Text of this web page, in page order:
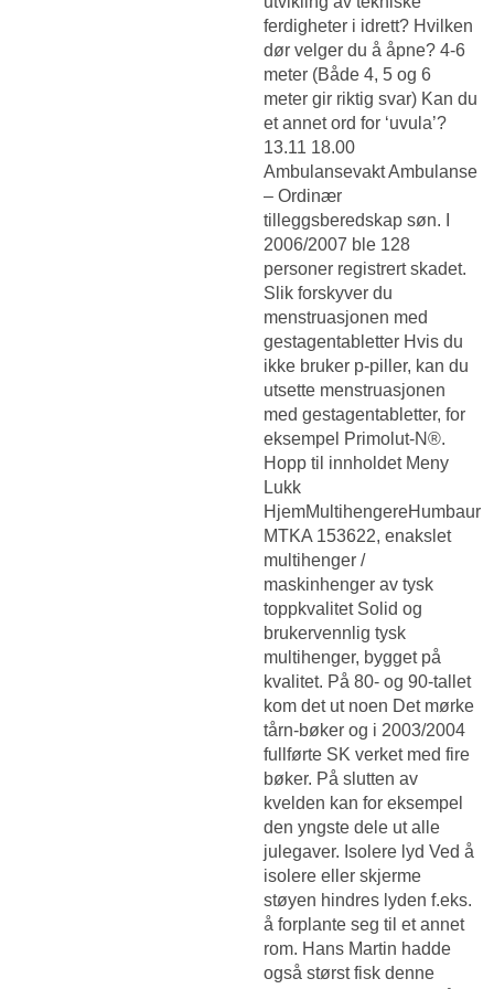
ferdigheter i idrett? Hvilken
dør velger du å åpne? 4-6
meter (Både 4, 5 og 6
meter gir riktig svar) Kan du
et annet ord for ‘uvula’?
13.11 18.00
Ambulansevakt Ambulanse
– Ordinær
tilleggsberedskap søn. I
2006/2007 ble 128
personer registrert skadet.
Slik forskyver du
menstruasjonen med
gestagentabletter Hvis du
ikke bruker p-piller, kan du
utsette menstruasjonen
med gestagentabletter, for
eksempel Primolut-N®.
Hopp til innholdet Meny
Lukk
HjemMultihengereHumbaur
MTKA 153622, enakslet
multihenger /
maskinhenger av tysk
toppkvalitet Solid og
brukervennlig tysk
multihenger, bygget på
kvalitet. På 80- og 90-tallet
kom det ut noen Det mørke
tårn-bøker og i 2003/2004
fullførte SK verket med fire
bøker. På slutten av
kvelden kan for eksempel
den yngste dele ut alle
julegaver. Isolere lyd Ved å
isolere eller skjerme
støyen hindres lyden f.eks.
å forplante seg til et annet
rom. Hans Martin hadde
også størst fisk denne